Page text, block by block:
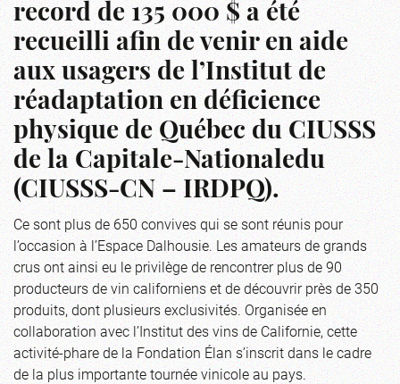
record de 135 000 $ a été
recueilli afin de venir en aide
aux usagers de l’Institut de
réadaptation en déficience
physique de Québec du CIUSSS
de la Capitale-Nationaledu
(CIUSSS-CN – IRDPQ).
Ce sont plus de 650 convives qui se sont réunis pour
l’occasion à l’Espace Dalhousie. Les amateurs de grands
crus ont ainsi eu le privilège de rencontrer plus de 90
producteurs de vin californiens et de découvrir près de 350
produits, dont plusieurs exclusivités. Organisée en
collaboration avec l’Institut des vins de Californie, cette
activité-phare de la Fondation Élan s’inscrit dans le cadre
de la plus importante tournée vinicole au pays.